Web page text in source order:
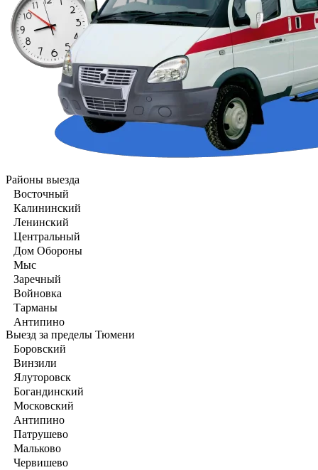
Районы выезда
Восточный
Калининский
Ленинский
Центральный
Дом Обороны
Мыс
Заречный
Войновка
Тарманы
Антипино
Выезд за пределы Тюмени
Боровский
Винзили
Ялуторовск
Богандинский
Московский
Антипино
Патрушево
Мальково
Червишево